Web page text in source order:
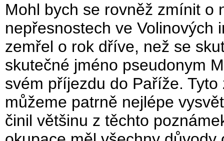
Mohl bych se rovněž zmínit o
nepřesnostech ve Volinových
zemřel o rok dříve, než se
skutečné jméno pseudonym
svém příjezdu do Paříže.
můžeme patrně nejlépe
činil většinu z těchto